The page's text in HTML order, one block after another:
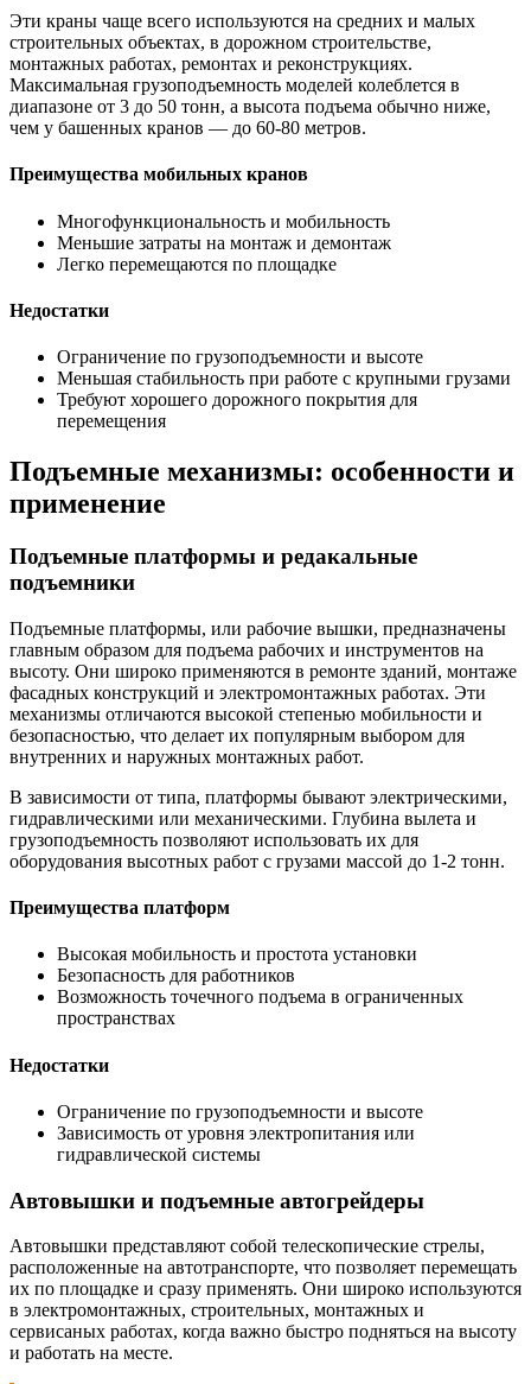
Эти краны чаще всего используются на средних и малых
строительных объектах, в дорожном строительстве,
монтажных работах, ремонтах и реконструкциях.
Максимальная грузоподъемность моделей колеблется в
диапазоне от 3 до 50 тонн, а высота подъема обычно ниже,
чем у башенных кранов — до 60-80 метров.
Преимущества мобильных кранов
Многофункциональность и мобильность
Меньшие затраты на монтаж и демонтаж
Легко перемещаются по площадке
Недостатки
Ограничение по грузоподъемности и высоте
Меньшая стабильность при работе с крупными грузами
Требуют хорошего дорожного покрытия для
перемещения
Подъемные механизмы: особенности и
применение
Подъемные платформы и редакальные
подъемники
Подъемные платформы, или рабочие вышки, предназначены
главным образом для подъема рабочих и инструментов на
высоту. Они широко применяются в ремонте зданий, монтаже
фасадных конструкций и электромонтажных работах. Эти
механизмы отличаются высокой степенью мобильности и
безопасностью, что делает их популярным выбором для
внутренних и наружных монтажных работ.
В зависимости от типа, платформы бывают электрическими,
гидравлическими или механическими. Глубина вылета и
грузоподъемность позволяют использовать их для
оборудования высотных работ с грузами массой до 1-2 тонн.
Преимущества платформ
Высокая мобильность и простота установки
Безопасность для работников
Возможность точечного подъема в ограниченных
пространствах
Недостатки
Ограничение по грузоподъемности и высоте
Зависимость от уровня электропитания или
гидравлической системы
Автовышки и подъемные автогрейдеры
Автовышки представляют собой телескопические стрелы,
расположенные на автотранспорте, что позволяет перемещать
их по площадке и сразу применять. Они широко используются
в электромонтажных, строительных, монтажных и
сервисаных работах, когда важно быстро подняться на высоту
и работать на месте.